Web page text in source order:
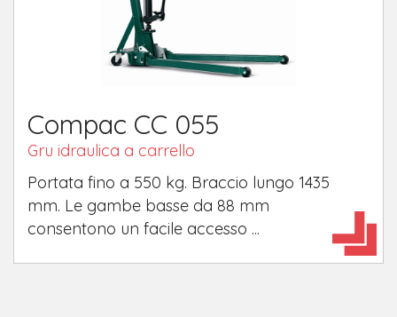
Compac CC 055
Gru idraulica a carrello
Portata fino a 550 kg. Braccio lungo 1435
mm. Le gambe basse da 88 mm
consentono un facile accesso ...